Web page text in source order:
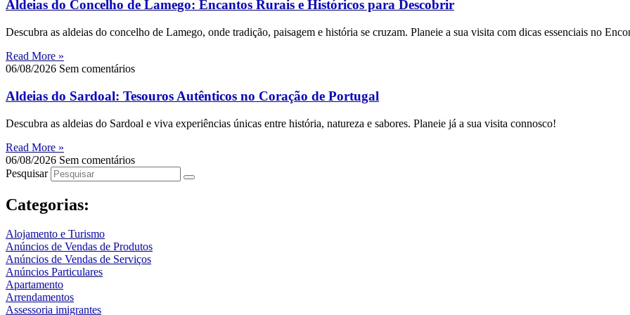
Aldeias do Concelho de Lamego: Encantos Rurais e Históricos para Descobrir
Descubra as aldeias do concelho de Lamego, onde tradição, paisagem e história se cruzam. Planeie a sua visita com dicas essenciais no
Read More »
06/08/2026 Sem comentários
Aldeias do Sardoal: Tesouros Autênticos no Coração de Portugal
Descubra as aldeias do Sardoal e viva experiências únicas entre história, natureza e sabores. Planeie já a sua visita connosco!
Read More »
06/08/2026 Sem comentários
Pesquisar
Categorias:
Alojamento e Turismo
Anúncios de Vendas de Produtos
Anúncios de Vendas de Serviços
Anúncios Particulares
Apartamento
Arrendamentos
Assessoria imigrantes